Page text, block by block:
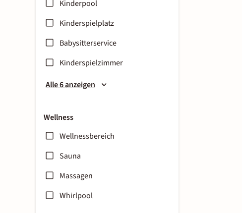
Kinderpool
Kinderspielplatz
Babysitterservice
Kinderspielzimmer
Alle 6 anzeigen
Wellness
Wellnessbereich
Sauna
Massagen
Whirlpool